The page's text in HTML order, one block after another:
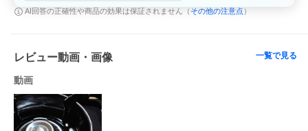
AI回答の正確性や商品の効果は保証されません（ その他の注意点 ）
レビュー動画・画像 一覧で見る
動画